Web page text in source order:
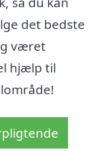
det bedste
været
hjælp til